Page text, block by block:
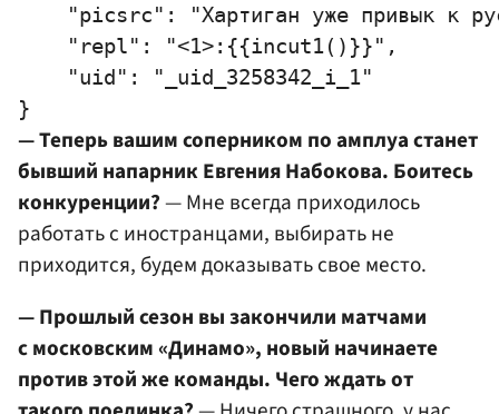
"picsrc": "Хартиган уже привык к
    "repl": "<1>:{{incut1()}}",
    "uid": "_uid_3258342_i_1"
— Теперь вашим соперником по амплуа станет
бывший напарникЕвгения Набокова. Боитесь
конкуренции?— Мне всегда приходилось
работать с иностранцами, выбирать не
приходится, будем доказывать свое место.
— Прошлый сезон вы закончили матчами
с московским «Динамо», новый начинаете
против этой же команды. Чего ждать от